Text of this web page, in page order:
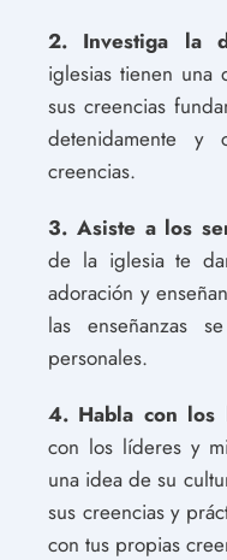
2. Investiga la
iglesias tienen una
sus creencias
detenidamente y
creencias.
3. Asiste a los
de la iglesia te
adoración y
las enseñanzas
personales.
4. Habla con los
con los líderes y
una idea de su
sus creencias y
con tus propias